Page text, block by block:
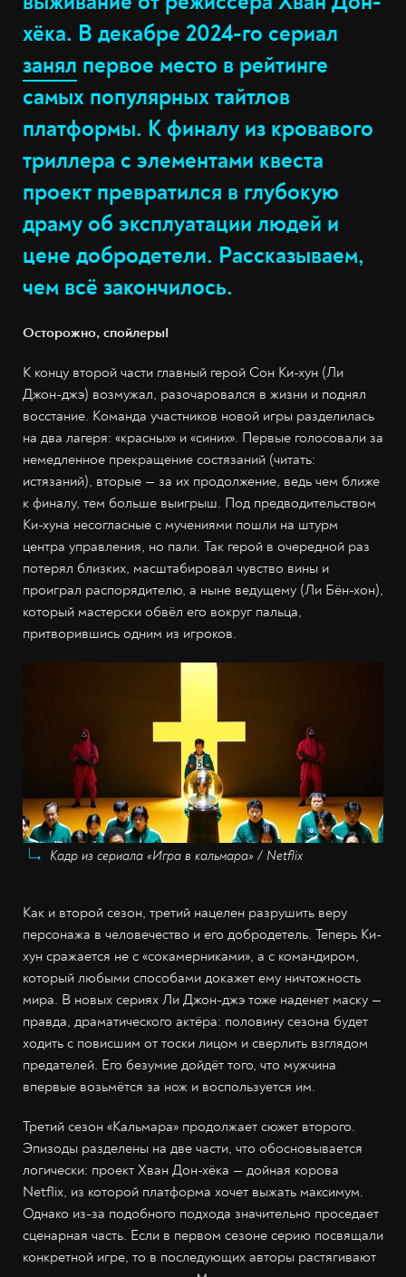
хёка. В декабре 2024-го сериал
занял первое место в рейтинге
самых популярных тайтлов
платформы. К финалу из кровавого
триллера с элементами квеста
проект превратился в глубокую
драму об эксплуатации людей и
цене добродетели. Рассказываем,
чем всё закончилось.
Осторожно, спойлеры!
К концу второй части главный герой Сон Ки-хун (Ли
Джон-джэ) возмужал, разочаровался в жизни и поднял
восстание. Команда участников новой игры разделилась
на два лагеря: «красных» и «синих». Первые голосовали за
немедленное прекращение состязаний (читать:
истязаний), вторые — за их продолжение, ведь чем ближе
к финалу, тем больше выигрыш. Под предводительством
Ки-хуна несогласные с мучениями пошли на штурм
центра управления, но пали. Так герой в очередной раз
потерял близких, масштабировал чувство вины и
проиграл распорядителю, а ныне ведущему (Ли Бён-хон),
который мастерски обвёл его вокруг пальца,
притворившись одним из игроков.
Кадр из сериала «Игра в кальмара» / Netflix
Как и второй сезон, третий нацелен разрушить веру
персонажа в человечество и его добродетель. Теперь Ки-
хун сражается не с «сокамерниками», а с командиром,
который любыми способами докажет ему ничтожность
мира. В новых сериях Ли Джон-джэ тоже наденет маску —
правда, драматического актёра: половину сезона будет
ходить с повисшим от тоски лицом и сверлить взглядом
предателей. Его безумие дойдёт того, что мужчина
впервые возьмётся за нож и воспользуется им.
Третий сезон «Кальмара» продолжает сюжет второго.
Эпизоды разделены на две части, что обосновывается
логически: проект Хван Дон-хёка — дойная корова
Netflix, из которой платформа хочет выжать максимум.
Однако из-за подобного подхода значительно проседает
сценарная часть. Если в первом сезоне серию посвящали
конкретной игре, то в последующих авторы растягивают